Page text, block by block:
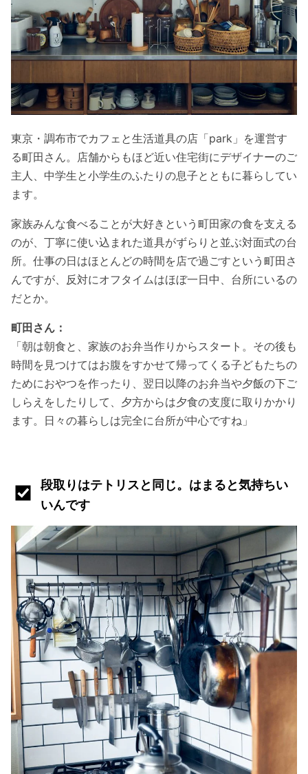
東京・調布市でカフェと生活道具の店「park」を運営す
る町田さん。店舗からもほど近い住宅街にデザイナーのご
主人、中学生と小学生のふたりの息子とともに暮らしてい
ます。
家族みんな食べることが大好きという町田家の食を支える
のが、丁寧に使い込まれた道具がずらりと並ぶ対面式の台
所。仕事の日はほとんどの時間を店で過ごすという町田さ
んですが、反対にオフタイムはほぼ一日中、台所にいるの
だとか。
町田さん：
「朝は朝食と、家族のお弁当作りからスタート。その後も
時間を見つけてはお腹をすかせて帰ってくる子どもたちの
ためにおやつを作ったり、翌日以降のお弁当や夕飯の下ご
しらえをしたりして、夕方からは夕食の支度に取りかかり
ます。日々の暮らしは完全に台所が中心ですね」
段取りはテトリスと同じ。はまると気持ちい
いんです